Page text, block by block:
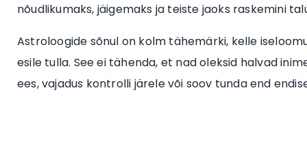
nõudlikumaks, jäigemaks ja teiste jaoks raskemini
Astroloogide sõnul on kolm tähemärki, kelle
esile tulla. See ei tähenda, et nad oleksid halvad
ees, vajadus kontrolli järele või soov tunda end